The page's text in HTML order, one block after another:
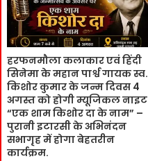
हरफनमौला कलाकार एवं हिंदी
सिनेमा के महान पार्श्व गायक स्व.
किशोर कुमार के जन्म दिवस 4
अगस्त को होगी म्यूजिकल नाइट
“एक शाम किशोर दा के नाम” –
पुरानी इटारसी के अभिनंदन
सभागृह में होगा बेहतरीन
कार्यक्रम.